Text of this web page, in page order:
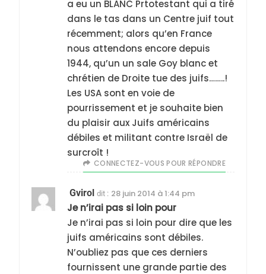
a eu un BLANC Prtotestant qui a tiré
dans le tas dans un Centre juif tout
récemment; alors qu’en France
nous attendons encore depuis
1944, qu’un un sale Goy blanc et
chrétien de Droite tue des juifs……..!
Les USA sont en voie de
pourrissement et je souhaite bien
du plaisir aux Juifs américains
débiles et militant contre Israël de
surcroît !
CONNECTEZ-VOUS POUR RÉPONDRE
Gvirol dit : 28 juin 2014 à 1:44 pm
Je n’irai pas si loin pour
Je n’irai pas si loin pour dire que les
juifs américains sont débiles.
N’oubliez pas que ces derniers
fournissent une grande partie des
2025, l’année la plus
meurtrière selon le
rapport d’ADL contre
l’antisémitisme